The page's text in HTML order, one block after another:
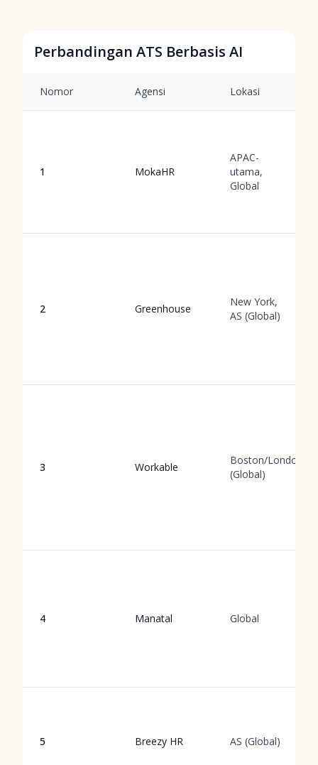
Perbandingan ATS Berbasis AI
Nomor Agensi Lokasi
1 MokaHR
APAC-
utama,
Global
2 Greenhouse
New York,
AS (Global)
3 Workable
Boston/London
(Global)
4 Manatal Global
5 Breezy HR AS (Global)